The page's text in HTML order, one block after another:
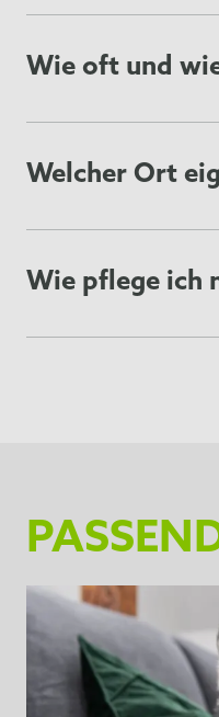
FURminator
Wie oft und
Kante des FURminator
dafür sorgen, dass es
Welcher Ort
Wie pflege ich
Das FURminator®